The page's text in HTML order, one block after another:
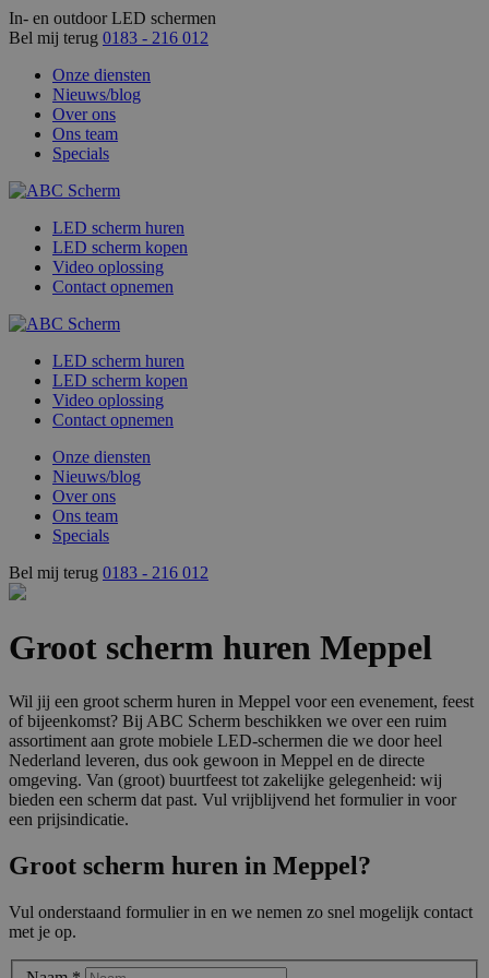
In- en outdoor LED schermen
Bel mij terug 0183 - 216 012
Onze diensten
Nieuws/blog
Over ons
Ons team
Specials
LED scherm huren
LED scherm kopen
Video oplossing
Contact opnemen
LED scherm huren
LED scherm kopen
Video oplossing
Contact opnemen
Onze diensten
Nieuws/blog
Over ons
Ons team
Specials
Bel mij terug 0183 - 216 012
Groot scherm huren Meppel
Wil jij een groot scherm huren in Meppel voor een evenement, feest
of bijeenkomst? Bij ABC Scherm beschikken we over een ruim
assortiment aan grote mobiele LED-schermen die we door heel
Nederland leveren, dus ook gewoon in Meppel en de directe
omgeving. Van (groot) buurtfeest tot zakelijke gelegenheid: wij
bieden een scherm dat past. Vul vrijblijvend het formulier in voor
een prijsindicatie.
Groot scherm huren in Meppel?
Vul onderstaand formulier in en we nemen zo snel mogelijk contact
met je op.